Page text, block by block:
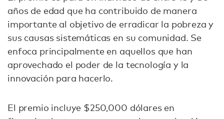
años de edad que ha contribuido de manera
importante al objetivo de erradicar la pobreza y
sus causas sistemáticas en su comunidad. Se
enfoca principalmente en aquellos que han
aprovechado el poder de la tecnología y la
innovación para hacerlo.
El premio incluye $250,000 dólares en